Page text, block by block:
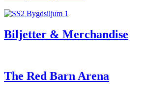
Biljetter & Merchandise
The Red Barn Arena